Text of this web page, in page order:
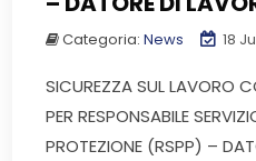
Categoria:News 18
SICUREZZA SUL LAVORO
PER RESPONSABILE
PROTEZIONE (RSPP) –